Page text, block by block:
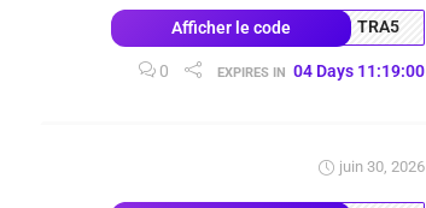
Afficher le code TRA5
0 EXPIRES IN 04 Days 11:18:59
juin 30, 2026